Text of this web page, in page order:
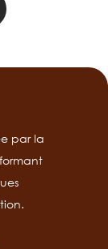
par la